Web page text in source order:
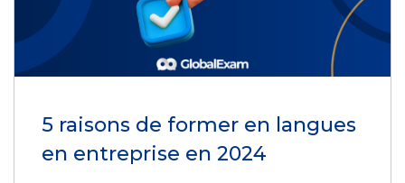
5 raisons de former en langues
en entreprise en 2024